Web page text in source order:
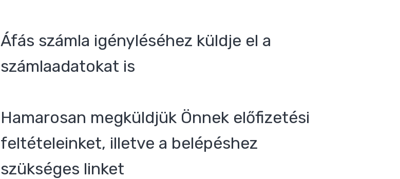
Áfás számla igényléséhez küldje el a
számlaadatokat is
Hamarosan megküldjük Önnek előfizetési
feltételeinket, illetve a belépéshez
szükséges linket